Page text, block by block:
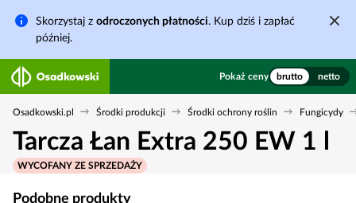
Skorzystaj z odroczonych płatności. Kup dziś i zapłać
później.
Pokaż ceny brutto netto
Osadkowski.pl Środki produkcji Środki ochrony roślin Fungicydy
Tarcza Łan Extra 250 EW 1 l
WYCOFANY ZE SPRZEDAŻY
Podobne produkty